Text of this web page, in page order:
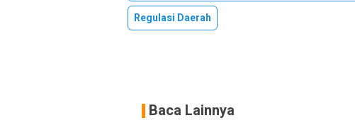
Regulasi Daerah
Baca Lainnya